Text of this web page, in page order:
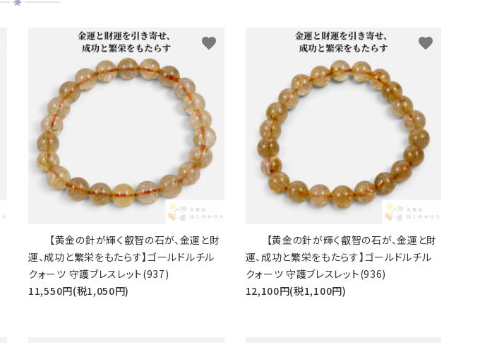
【黄金の針が輝く叡智の石が、金運と財
運、成功と繁栄をもたらす】ゴールドルチル
クォーツ 守護ブレスレット(937)
11,550円(税1,050円)
favorite
【黄金の針が輝く叡智の石が、金運と財
運、成功と繁栄をもたらす】ゴールドルチル
クォーツ 守護ブレスレット(936)
12,100円(税1,100円)
favorite